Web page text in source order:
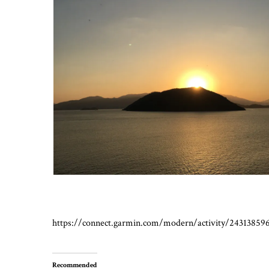
https://connect.garmin.com/modern/activity/
Recommended